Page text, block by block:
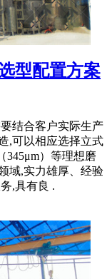
型配置方案
结合客户实际生产
,可以相应选择立式
345μm）等理想磨
域,实力雄厚、经验
,具有良 .